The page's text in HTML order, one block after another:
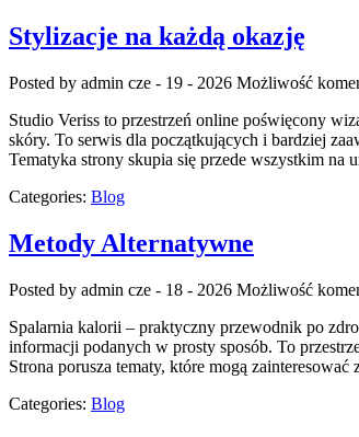
Stylizacje na każdą okazję
Posted by admin cze - 19 - 2026 Możliwość
Studio Veriss to przestrzeń online poświęcony
skóry. To serwis dla początkujących i bardziej
Tematyka strony skupia się przede wszystkim
Categories: Blog
Metody Alternatywne
Posted by admin cze - 18 - 2026 Możliwość
Spalarnia kalorii – praktyczny przewodnik po
informacji podanych w prosty sposób. To
Strona porusza tematy, które mogą
Categories: Blog